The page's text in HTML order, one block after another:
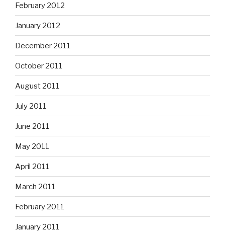
February 2012
January 2012
December 2011
October 2011
August 2011
July 2011
June 2011
May 2011
April 2011
March 2011
February 2011
January 2011